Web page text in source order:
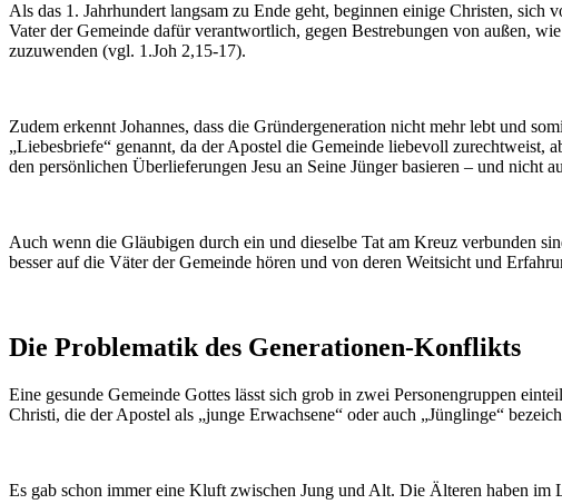
Als das 1. Jahrhundert langsam zu Ende geht, beginnen einige Christen, sich
Vater der Gemeinde dafür verantwortlich, gegen Bestrebungen von außen,
zuzuwenden (vgl. 1.Joh 2,15-17).
Zudem erkennt Johannes, dass die Gründergeneration nicht mehr lebt und
„Liebesbriefe“ genannt, da der Apostel die Gemeinde liebevoll zurechtweist,
den persönlichen Überlieferungen Jesu an Seine Jünger basieren – und nicht
Auch wenn die Gläubigen durch ein und dieselbe Tat am Kreuz verbunden
besser auf die Väter der Gemeinde hören und von deren Weitsicht und
Die Problematik des Generationen-Konflikts
Eine gesunde Gemeinde Gottes lässt sich grob in zwei Personengruppen
Christi, die der Apostel als „junge Erwachsene“ oder auch „Jünglinge“
Es gab schon immer eine Kluft zwischen Jung und Alt. Die Älteren haben im